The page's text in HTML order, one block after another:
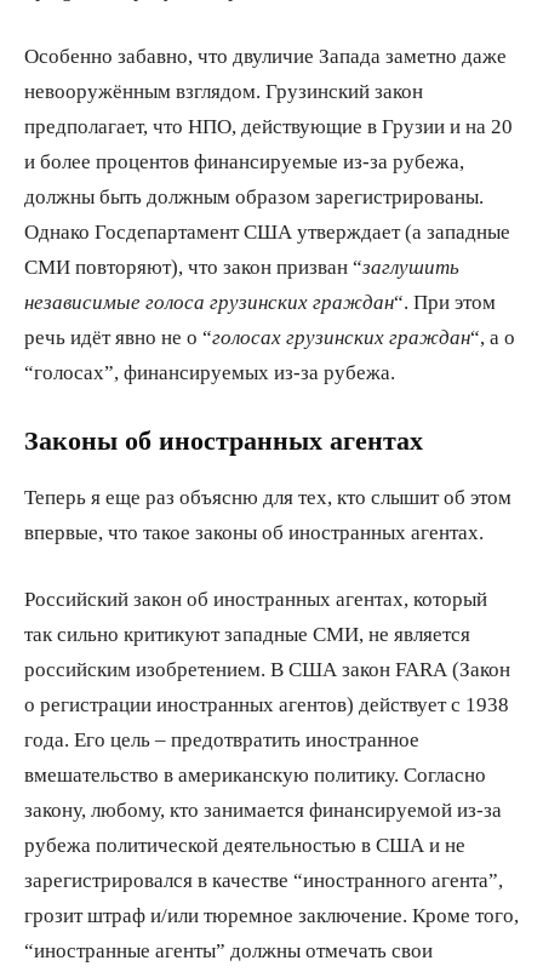
Особенно забавно, что двуличие Запада заметно даже
невооружённым взглядом. Грузинский закон
предполагает, что НПО, действующие в Грузии и на 20
и более процентов финансируемые из-за рубежа,
должны быть должным образом зарегистрированы.
Однако Госдепартамент США утверждает (а западные
СМИ повторяют), что закон призван “заглушить
независимые голоса грузинских граждан“. При этом
речь идёт явно не о “голосах грузинских граждан“, а о
“голосах”, финансируемых из-за рубежа.
Законы об иностранных агентах
Теперь я еще раз объясню для тех, кто слышит об этом
впервые, что такое законы об иностранных агентах.
Российский закон об иностранных агентах, который
так сильно критикуют западные СМИ, не является
российским изобретением. В США закон FARA (Закон
о регистрации иностранных агентов) действует с 1938
года. Его цель – предотвратить иностранное
вмешательство в американскую политику. Согласно
закону, любому, кто занимается финансируемой из-за
рубежа политической деятельностью в США и не
зарегистрировался в качестве “иностранного агента”,
грозит штраф и/или тюремное заключение. Кроме того,
“иностранные агенты” должны отмечать свои